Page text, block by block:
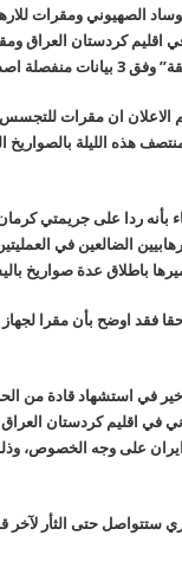
الصهيوني ومقرات
اقليم كردستان العراق
الحرس الثوري.
ان مقرات للتجسس
هذه الليلة بالصواريخ
بأنه ردا على جريمتي
الضالعين في
باطلاق عدة صواريخ
فقد اوضح بأن مقرا
في استشهاد قادة من
في اقليم كردستان
ايران على وجه
ستتواصل حتى الثأر